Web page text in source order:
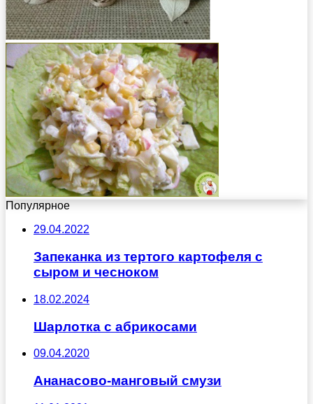
Популярное
29.04.2022
Запеканка из тертого картофеля с
сыром и чесноком
18.02.2024
Шарлотка с абрикосами
09.04.2020
Ананасово-манговый смузи